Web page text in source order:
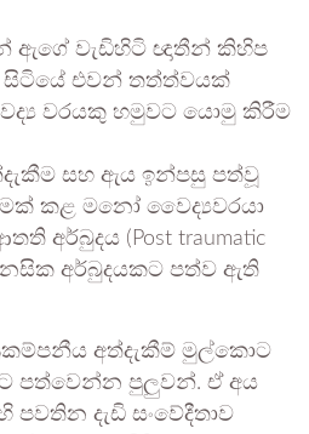
ඇගේ වැඩිහිටි ඥාතීන් කිහිප
එවන් තත්ත්වයක්
වරයකු හමුවට යොමු කිරීම
සහ ඇය ඉන්පසු පත්වූ
කළ මනෝ වෛද්‍යවරයා
අර්බුදය (Post traumatic
අර්බුදයකට පත්ව ඇති
අත්දැකීම් මුල්කොට
පත්වෙන්න පුලුවන්. ඒ අය
පවතින දැඩි සංවේදීතාව